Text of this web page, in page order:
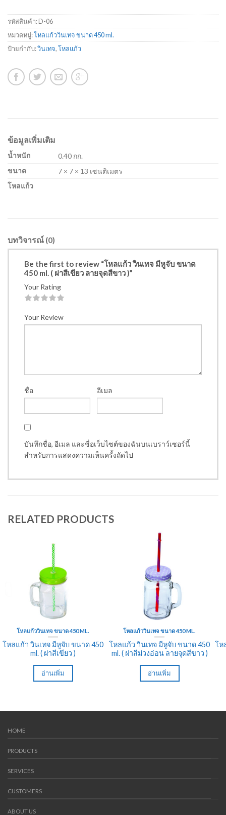
รหัสสินค้า:D-06
หมวดหมู่:โหลแก้ววินเทจ ขนาด 450 ml.
ป้ายกำกับ:วินเทจ,โหลแก้ว
ข้อมูลเพิ่มเติม
น้ำหนัก
0.40 กก.
ขนาด
7 × 7 × 13 เซนติเมตร
โหลแก้ว
บทวิจารณ์ (0)
Be the first to review “โหลแก้ว วินเทจ มีหูจับ ขนาด
450 ml. ( ฝาสีเขียว ลายจุดสีขาว )”
Your Rating
Your Review
ชื่อ อีเมล
บันทึกชื่อ, อีเมล และชื่อเว็บไซต์ของฉันบนเบราว์เซอร์นี้
สำหรับการแสดงความเห็นครั้งถัดไป
RELATED PRODUCTS
โหลแก้ววินเทจ ขนาด 450 ML.
โหลแก้ว วินเทจ มีหูจับ ขนาด 450
ml. ( ฝาสีเขียว )
อ่านเพิ่ม
โหลแก้ววินเทจ ขนาด 450 ML.
โหลแก้ว วินเทจ มีหูจับ ขนาด 450
ml. ( ฝาสีม่วงอ่อน ลายจุดสีขาว )
อ่านเพิ่ม
โห
HOME
PRODUCTS
SERVICES
CUSTOMERS
ABOUT US